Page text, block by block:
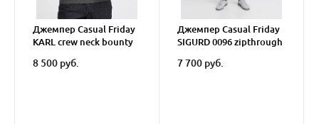
Джемпер Casual Friday
KARL crew neck bounty
8 500 руб.
Джемпер Casual Friday
SIGURD 0096 zipthrough
7 700 руб.